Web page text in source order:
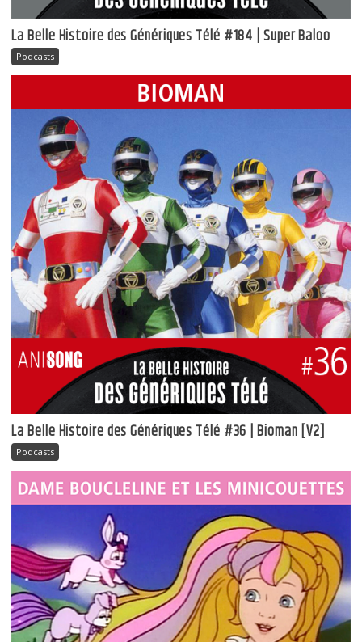
La Belle Histoire des Génériques Télé #184 | Super Baloo
Podcasts
La Belle Histoire des Génériques Télé #36 | Bioman [V2]
Podcasts